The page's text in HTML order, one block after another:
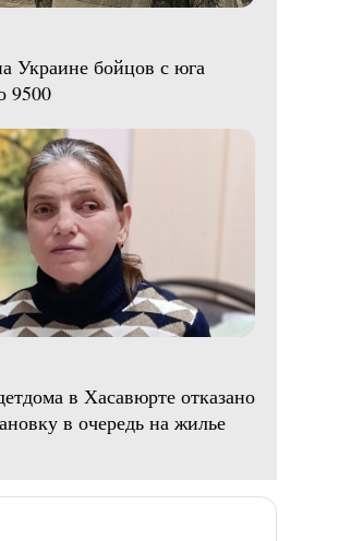
Украине бойцов с юга
9500
в Хасавюрте отказано
в очередь на жилье